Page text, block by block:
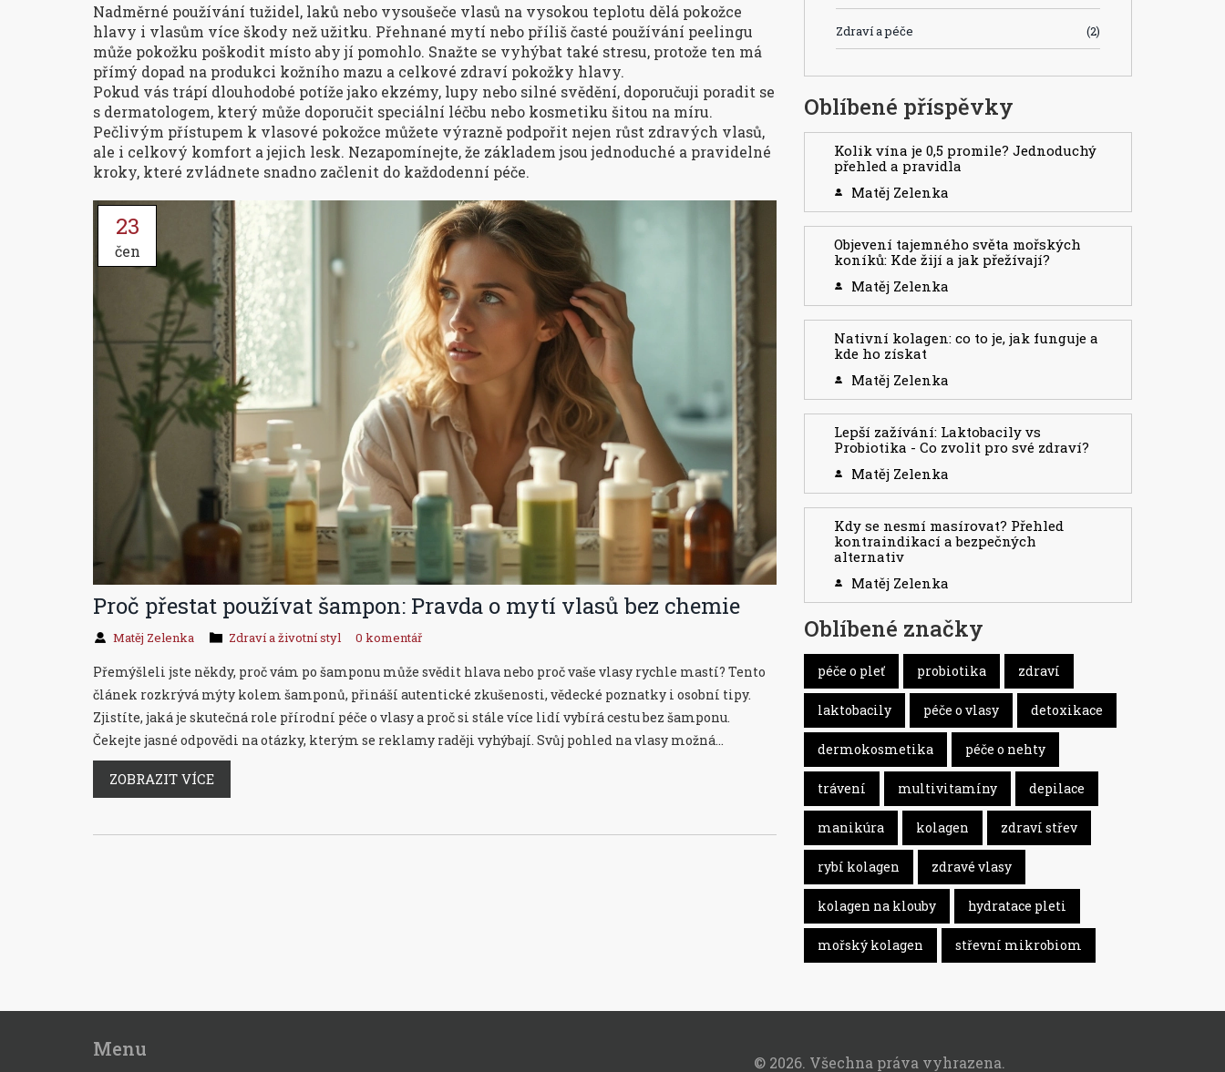
Nadměrné používání tužidel, laků nebo vysoušeče vlasů na vysokou teplotu dělá pokožce
hlavy i vlasům více škody než užitku. Přehnané mytí nebo příliš časté používání peelingu
může pokožku poškodit místo aby jí pomohlo. Snažte se vyhýbat také stresu, protože ten má
přímý dopad na produkci kožního mazu a celkové zdraví pokožky hlavy.
Pokud vás trápí dlouhodobé potíže jako ekzémy, lupy nebo silné svědění, doporučuji poradit se
s dermatologem, který může doporučit speciální léčbu nebo kosmetiku šitou na míru.
Pečlivým přístupem k vlasové pokožce můžete výrazně podpořit nejen růst zdravých vlasů,
ale i celkový komfort a jejich lesk. Nezapomínejte, že základem jsou jednoduché a pravidelné
kroky, které zvládnete snadno začlenit do každodenní péče.
23
čen
Proč přestat používat šampon: Pravda o mytí vlasů bez chemie
Matěj Zelenka Zdraví a životní styl 0 komentář
Přemýšleli jste někdy, proč vám po šamponu může svědit hlava nebo proč vaše vlasy rychle mastí? Tento
článek rozkrývá mýty kolem šamponů, přináší autentické zkušenosti, vědecké poznatky i osobní tipy.
Zjistíte, jaká je skutečná role přírodní péče o vlasy a proč si stále více lidí vybírá cestu bez šamponu.
Čekejte jasné odpovědi na otázky, kterým se reklamy raději vyhýbají. Svůj pohled na vlasy možná
překvapivě změníte.
ZOBRAZIT VÍCE
Zdraví a péče (2)
Oblíbené příspěvky
Kolik vína je 0,5 promile? Jednoduchý
přehled a pravidla
Matěj Zelenka
Objevení tajemného světa mořských
koníků: Kde žijí a jak přežívají?
Matěj Zelenka
Nativní kolagen: co to je, jak funguje a
kde ho získat
Matěj Zelenka
Lepší zažívání: Laktobacily vs
Probiotika - Co zvolit pro své zdraví?
Matěj Zelenka
Kdy se nesmí masírovat? Přehled
kontraindikací a bezpečných
alternativ
Matěj Zelenka
Oblíbené značky
péče o pleť probiotika zdraví
laktobacily péče o vlasy detoxikace
dermokosmetika péče o nehty
trávení multivitamíny depilace
manikúra kolagen zdraví střev
rybí kolagen zdravé vlasy
kolagen na klouby hydratace pleti
mořský kolagen střevní mikrobiom
Menu
© 2026. Všechna práva vyhrazena.